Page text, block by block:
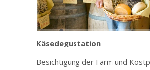
Käsedegustation
Besichtigung der Farm und